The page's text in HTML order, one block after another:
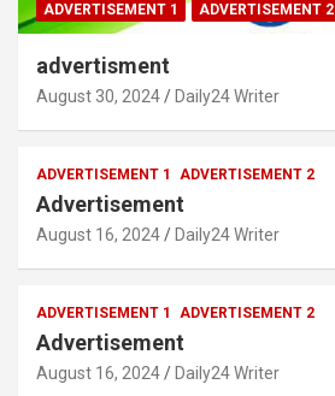
ADVERTISEMENT 1 ADVERTISEMENT 2
advertisment
August 30, 2024 Daily24 Writer
ADVERTISEMENT 1 ADVERTISEMENT 2
Advertisement
August 16, 2024 Daily24 Writer
ADVERTISEMENT 1 ADVERTISEMENT 2
Advertisement
August 16, 2024 Daily24 Writer